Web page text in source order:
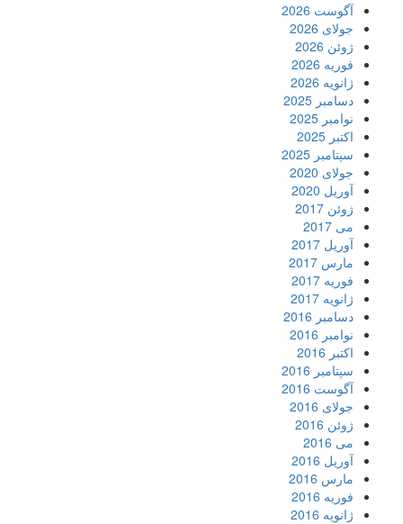
آگوست 2026
جولای 2026
ژوئن 2026
فوریه 2026
ژانویه 2026
دسامبر 2025
نوامبر 2025
اکتبر 2025
سپتامبر 2025
جولای 2020
آوریل 2020
ژوئن 2017
می 2017
آوریل 2017
مارس 2017
فوریه 2017
ژانویه 2017
دسامبر 2016
نوامبر 2016
اکتبر 2016
سپتامبر 2016
آگوست 2016
جولای 2016
ژوئن 2016
می 2016
آوریل 2016
مارس 2016
فوریه 2016
ژانویه 2016